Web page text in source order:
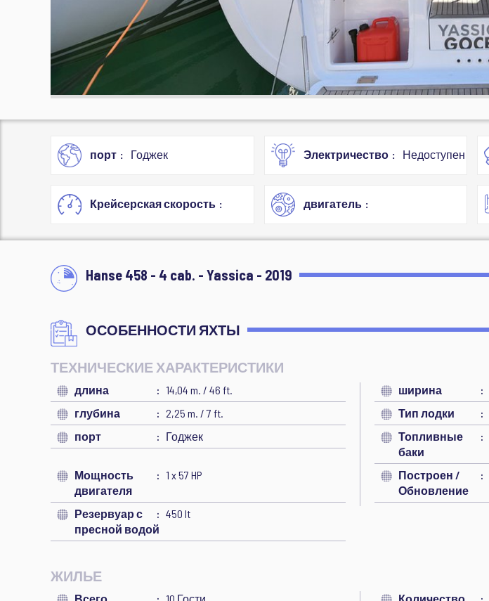
порт Годжек Электричество Недоступен
Крейсерская скорость двигатель
Hanse 458 - 4 cab. - Yassica - 2019
ОСОБЕННОСТИ ЯХТЫ
ТЕХНИЧЕСКИЕ ХАРАКТЕРИСТИКИ
длина 14,04 m. / 46 ft. ширина
глубина
2,25 m. / 7 ft. Тип лодки
порт
Годжек
Топливные
баки
Мощность
двигателя
1 x 57 HP
Построен /
Обновление
Резервуар с
пресной водой
450 lt
ЖИЛЬЕ